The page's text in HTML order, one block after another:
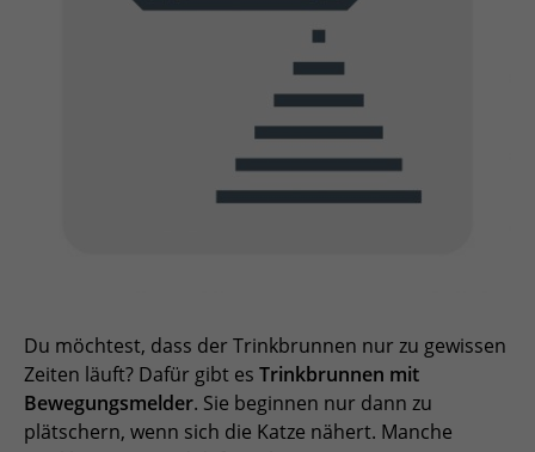
Du möchtest, dass der Trinkbrunnen nur zu gewissen
Zeiten läuft? Dafür gibt es Trinkbrunnen mit
Bewegungsmelder. Sie beginnen nur dann zu
plätschern, wenn sich die Katze nähert. Manche